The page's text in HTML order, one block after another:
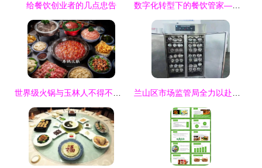
给餐饮创业者的几点忠告